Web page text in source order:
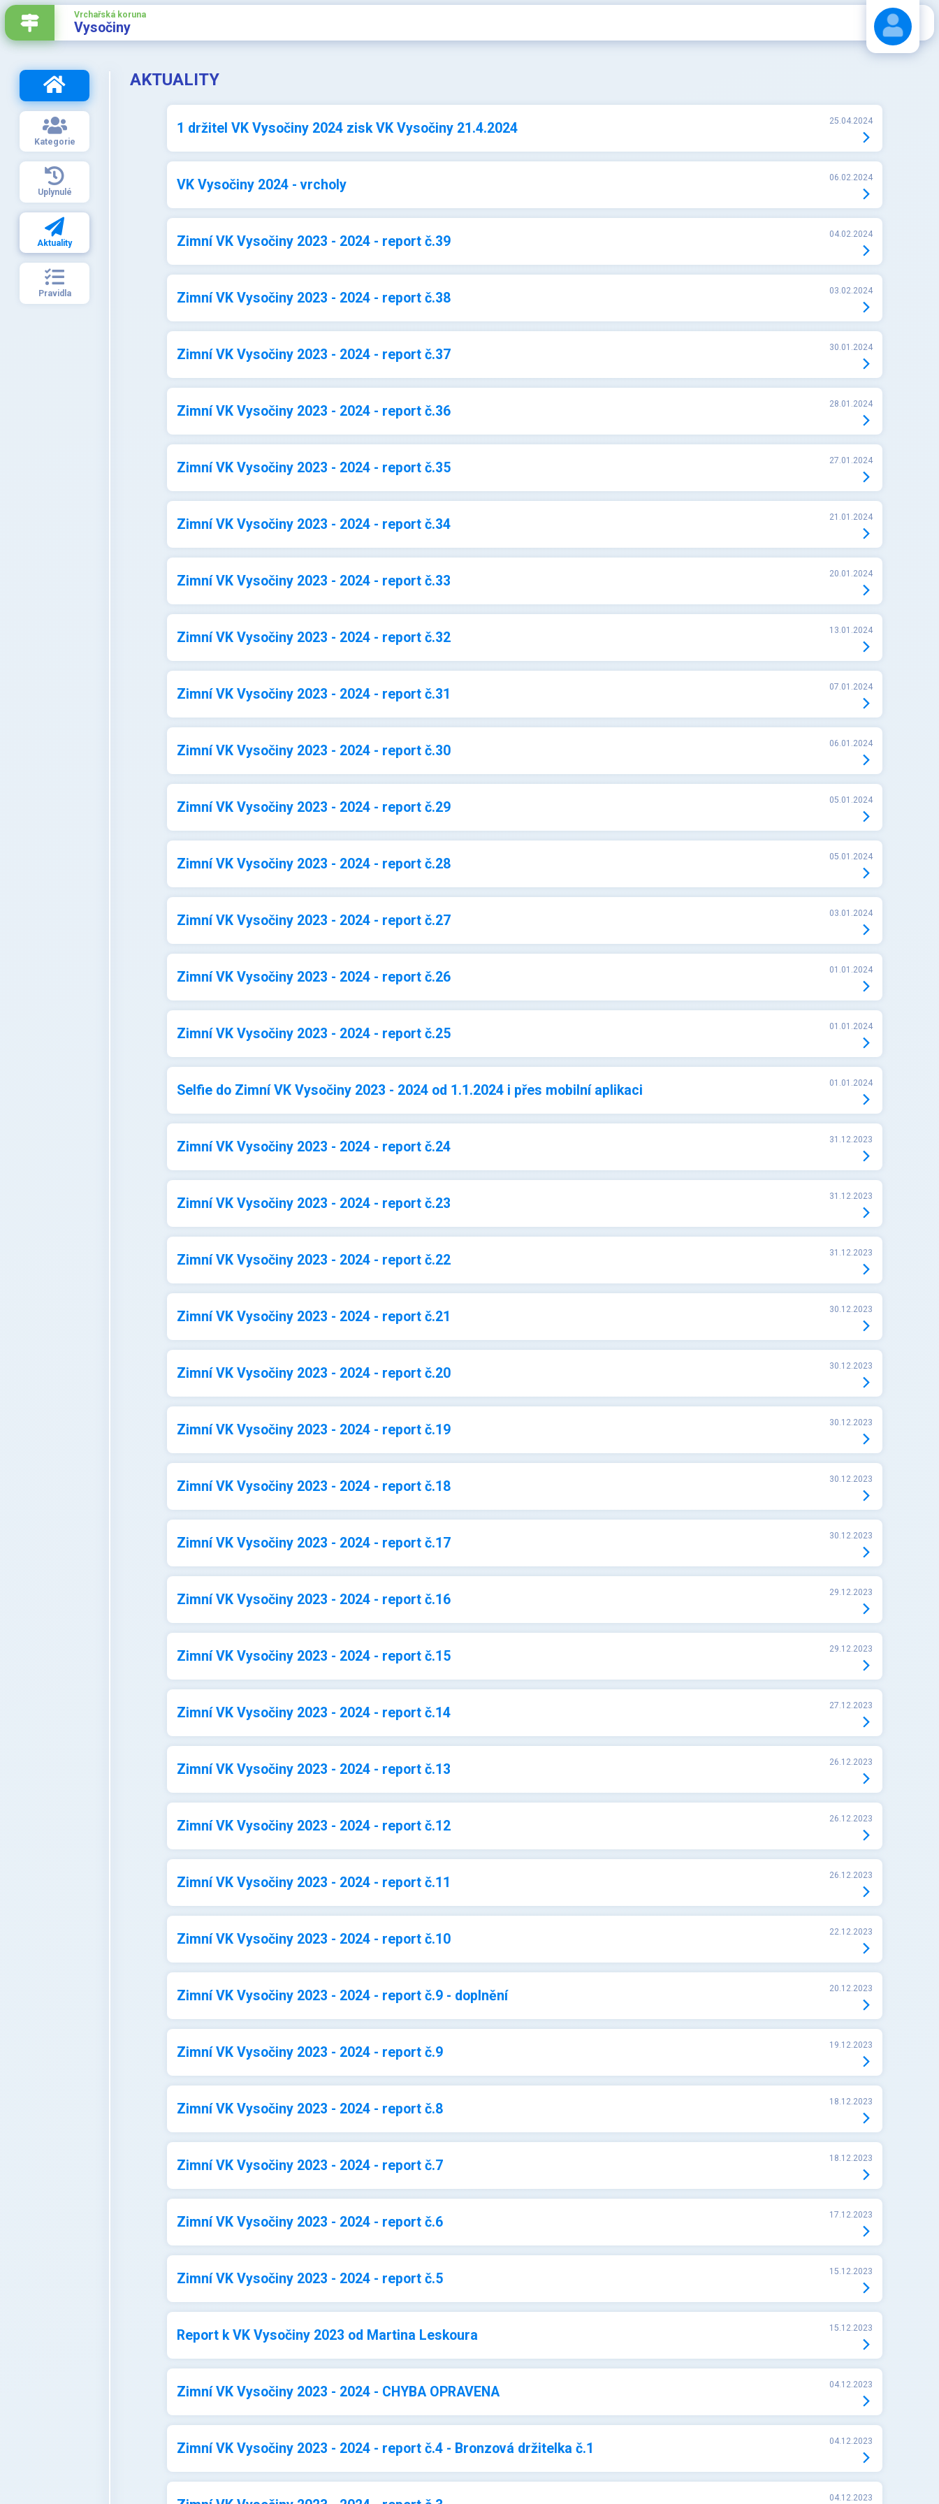
Vrchařská koruna
Vysočiny
Kategorie
Uplynulé
Aktuality
Pravidla
AKTUALITY
1 držitel VK Vysočiny 2024 zisk VK Vysočiny 21.4.2024 25.04.2024
VK Vysočiny 2024 - vrcholy 06.02.2024
Zimní VK Vysočiny 2023 - 2024 - report č.39 04.02.2024
Zimní VK Vysočiny 2023 - 2024 - report č.38 03.02.2024
Zimní VK Vysočiny 2023 - 2024 - report č.37 30.01.2024
Zimní VK Vysočiny 2023 - 2024 - report č.36 28.01.2024
Zimní VK Vysočiny 2023 - 2024 - report č.35 27.01.2024
Zimní VK Vysočiny 2023 - 2024 - report č.34 21.01.2024
Zimní VK Vysočiny 2023 - 2024 - report č.33 20.01.2024
Zimní VK Vysočiny 2023 - 2024 - report č.32 13.01.2024
Zimní VK Vysočiny 2023 - 2024 - report č.31 07.01.2024
Zimní VK Vysočiny 2023 - 2024 - report č.30 06.01.2024
Zimní VK Vysočiny 2023 - 2024 - report č.29 05.01.2024
Zimní VK Vysočiny 2023 - 2024 - report č.28 05.01.2024
Zimní VK Vysočiny 2023 - 2024 - report č.27 03.01.2024
Zimní VK Vysočiny 2023 - 2024 - report č.26 01.01.2024
Zimní VK Vysočiny 2023 - 2024 - report č.25 01.01.2024
Selfie do Zimní VK Vysočiny 2023 - 2024 od 1.1.2024 i přes mobilní aplikaci 01.01.2024
Zimní VK Vysočiny 2023 - 2024 - report č.24 31.12.2023
Zimní VK Vysočiny 2023 - 2024 - report č.23 31.12.2023
Zimní VK Vysočiny 2023 - 2024 - report č.22 31.12.2023
Zimní VK Vysočiny 2023 - 2024 - report č.21 30.12.2023
Zimní VK Vysočiny 2023 - 2024 - report č.20 30.12.2023
Zimní VK Vysočiny 2023 - 2024 - report č.19 30.12.2023
Zimní VK Vysočiny 2023 - 2024 - report č.18 30.12.2023
Zimní VK Vysočiny 2023 - 2024 - report č.17 30.12.2023
Zimní VK Vysočiny 2023 - 2024 - report č.16 29.12.2023
Zimní VK Vysočiny 2023 - 2024 - report č.15 29.12.2023
Zimní VK Vysočiny 2023 - 2024 - report č.14 27.12.2023
Zimní VK Vysočiny 2023 - 2024 - report č.13 26.12.2023
Zimní VK Vysočiny 2023 - 2024 - report č.12 26.12.2023
Zimní VK Vysočiny 2023 - 2024 - report č.11 26.12.2023
Zimní VK Vysočiny 2023 - 2024 - report č.10 22.12.2023
Zimní VK Vysočiny 2023 - 2024 - report č.9 - doplnění 20.12.2023
Zimní VK Vysočiny 2023 - 2024 - report č.9 19.12.2023
Zimní VK Vysočiny 2023 - 2024 - report č.8 18.12.2023
Zimní VK Vysočiny 2023 - 2024 - report č.7 18.12.2023
Zimní VK Vysočiny 2023 - 2024 - report č.6 17.12.2023
Zimní VK Vysočiny 2023 - 2024 - report č.5 15.12.2023
Report k VK Vysočiny 2023 od Martina Leskoura 15.12.2023
Zimní VK Vysočiny 2023 - 2024 - CHYBA OPRAVENA 04.12.2023
Zimní VK Vysočiny 2023 - 2024 - report č.4 - Bronzová držitelka č.1 04.12.2023
04.12.2023